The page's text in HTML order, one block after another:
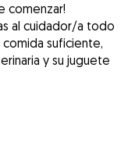
comenzar!
al cuidador/a todo
suficiente,
y su juguete